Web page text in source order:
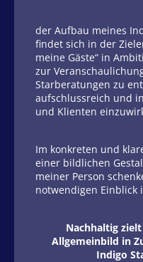
der Aufbau meines
findet sich in der
meine Gäste“ in
zur
Starberatungen zu
aufschlussreich und
und Klienten
Im konkreten und
einer bildlichen
meiner Person
notwendigen Einblick
Nachhaltig
Allgemeinbild in
Indigo